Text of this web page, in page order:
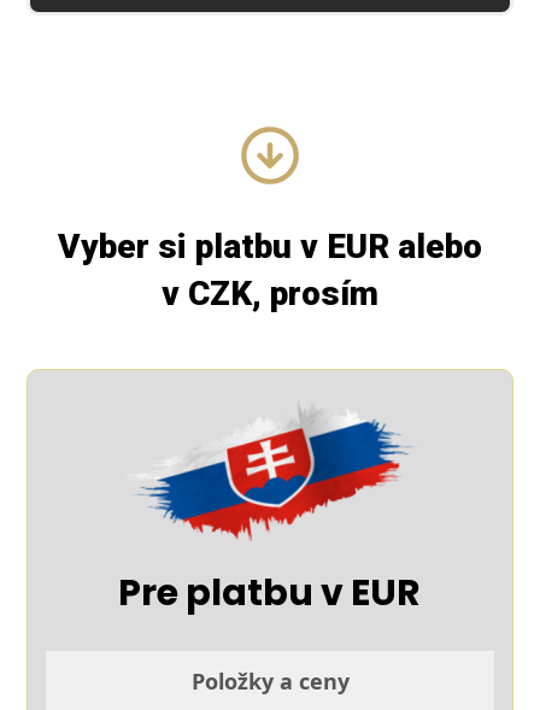
Vyber si platbu v EUR alebo
v CZK, prosím
Pre platbu v EUR
Položky a ceny